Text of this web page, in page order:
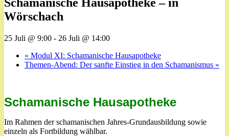
Wörschach
25 Juli @ 9:00 - 26 Juli @ 14:00
« Modul XI: Schamanische Hausapotheke
Themen-Abend: Der sanfte Einstieg in den Schamanismus »
Schamanische Hausapotheke
Im Rahmen der schamanischen Jahres-Grundausbildung sowie
einzeln als Fortbildung wählbar.